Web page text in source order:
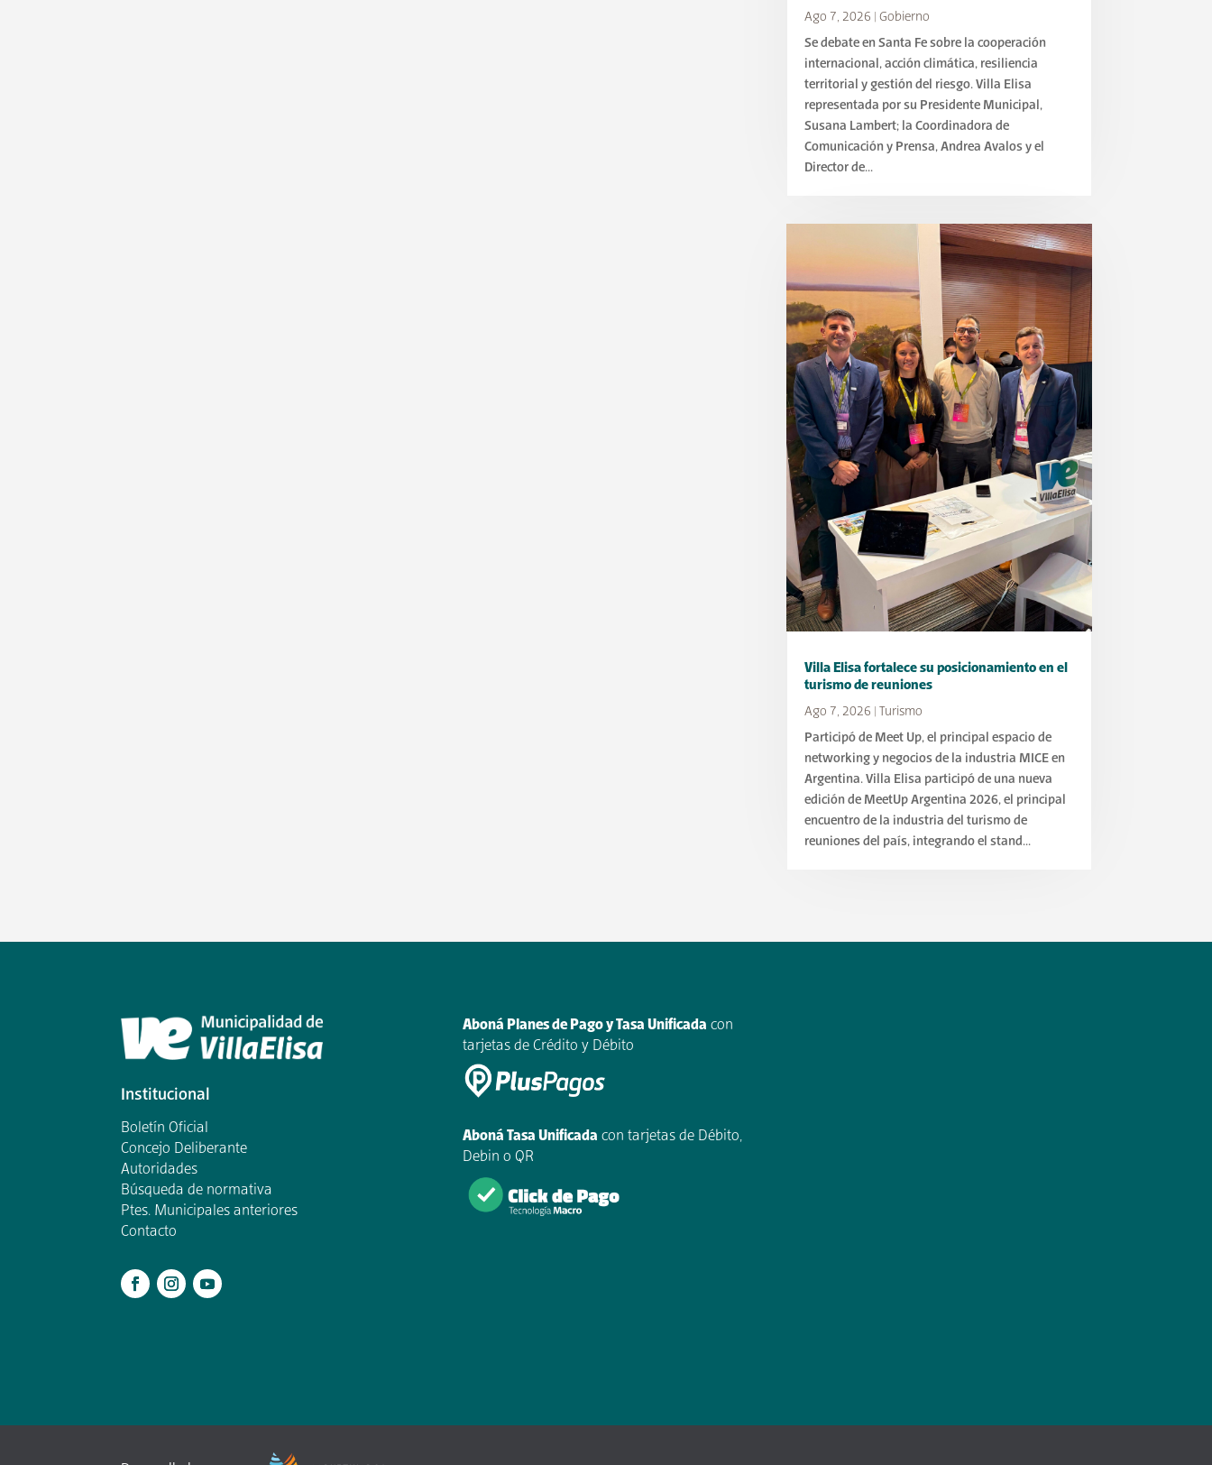
Ago 7, 2026
Gobierno
Se debate en Santa Fe sobre la cooperación
internacional, acción climática, resiliencia
territorial y gestión del riesgo. Villa Elisa
representada por su Presidente Municipal,
Susana Lambert; la Coordinadora de
Comunicación y Prensa, Andrea Avalos y el
Director de...
Villa Elisa fortalece su posicionamiento en el
turismo de reuniones
Ago 7, 2026
Turismo
Participó de Meet Up, el principal espacio de
networking y negocios de la industria MICE en
Argentina. Villa Elisa participó de una nueva
edición de MeetUp Argentina 2026, el principal
encuentro de la industria del turismo de
reuniones del país, integrando el stand...
Institucional
Boletín Oficial
Concejo Deliberante
Autoridades
Búsqueda de normativa
Ptes. Municipales anteriores
Contacto
Aboná Planes de Pago y Tasa Unificada con
tarjetas de Crédito y Débito
Aboná Tasa Unificada con tarjetas de Débito,
Debin o QR